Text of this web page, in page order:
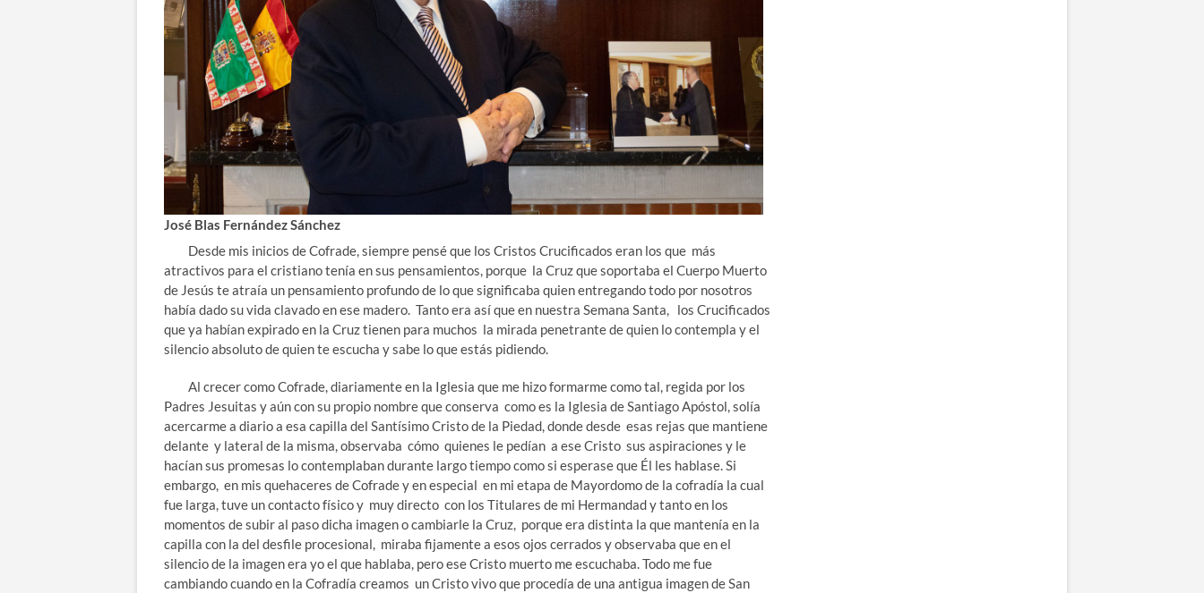
José Blas Fernández Sánchez
Desde mis inicios de Cofrade, siempre pensé que los Cristos Crucificados eran los que más
atractivos para el cristiano tenía en sus pensamientos, porque la Cruz que soportaba el Cuerpo Muerto
de Jesús te atraía un pensamiento profundo de lo que significaba quien entregando todo por nosotros
había dado su vida clavado en ese madero. Tanto era así que en nuestra Semana Santa, los Crucificados
que ya habían expirado en la Cruz tienen para muchos la mirada penetrante de quien lo contempla y el
silencio absoluto de quien te escucha y sabe lo que estás pidiendo.
Al crecer como Cofrade, diariamente en la Iglesia que me hizo formarme como tal, regida por los
Padres Jesuitas y aún con su propio nombre que conserva como es la Iglesia de Santiago Apóstol, solía
acercarme a diario a esa capilla del Santísimo Cristo de la Piedad, donde desde esas rejas que mantiene
delante y lateral de la misma, observaba cómo quienes le pedían a ese Cristo sus aspiraciones y le
hacían sus promesas lo contemplaban durante largo tiempo como si esperase que Él les hablase. Si
embargo, en mis quehaceres de Cofrade y en especial en mi etapa de Mayordomo de la cofradía la cual
fue larga, tuve un contacto físico y muy directo con los Titulares de mi Hermandad y tanto en los
momentos de subir al paso dicha imagen o cambiarle la Cruz, porque era distinta la que mantenía en la
capilla con la del desfile procesional, miraba fijamente a esos ojos cerrados y observaba que en el
silencio de la imagen era yo el que hablaba, pero ese Cristo muerto me escuchaba. Todo me fue
cambiando cuando en la Cofradía creamos un Cristo vivo que procedía de una antigua imagen de San